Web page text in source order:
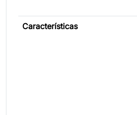
Características